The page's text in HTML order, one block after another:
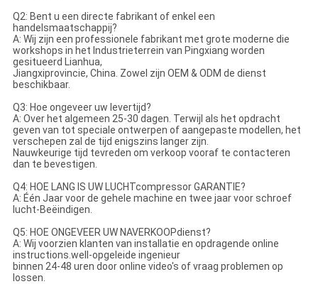
Q2: Bent u een directe fabrikant of enkel een
handelsmaatschappij?
A: Wij zijn een professionele fabrikant met grote moderne die
workshops in het Industrieterrein van Pingxiang worden
gesitueerd Lianhua,
Jiangxiprovincie, China. Zowel zijn OEM & ODM de dienst
beschikbaar.
Q3: Hoe ongeveer uw levertijd?
A: Over het algemeen 25-30 dagen. Terwijl als het opdracht
geven van tot speciale ontwerpen of aangepaste modellen, het
verschepen zal de tijd enigszins langer zijn.
Nauwkeurige tijd tevreden om verkoop vooraf te contacteren
dan te bevestigen.
Q4: HOE LANG IS UW LUCHTcompressor GARANTIE?
A: Één Jaar voor de gehele machine en twee jaar voor schroef
lucht-Beëindigen.
Q5: HOE ONGEVEER UW NAVERKOOPdienst?
A: Wij voorzien klanten van installatie en opdragende online
instructions.well-opgeleide ingenieur
binnen 24-48 uren door online video's of vraag problemen op
lossen.